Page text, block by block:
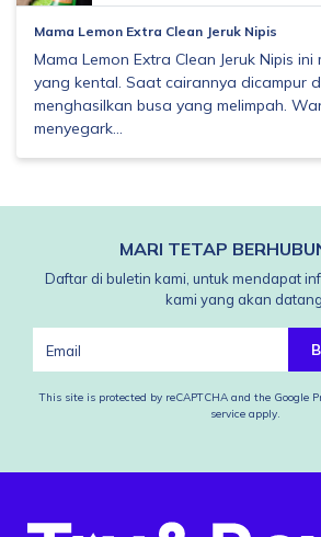
Mama Lemon Extra Clean Jeruk Nipis
Mama Lemon Extra Clean Jeruk Nipis ini
yang kental. Saat cairannya dicampur
menghasilkan busa yang melimpah.
menyegark...
MARI TETAP
Daftar di buletin kami, untuk mendapat
kami yang akan datang.
This site is protected by reCAPTCHA and the Google
service apply.